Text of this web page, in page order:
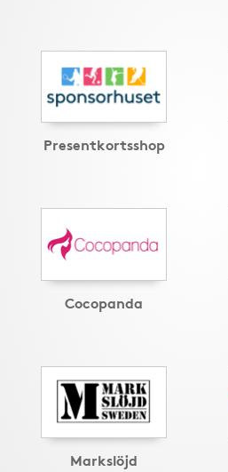
Presentkortsshop
Cocopanda
Markslöjd